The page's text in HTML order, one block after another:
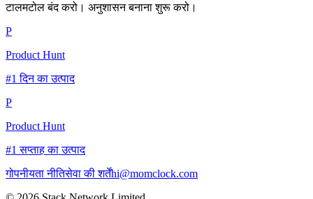
टालमटोल बंद करो। अनुशासन बनाना शुरू करो।
P
Product Hunt
#1 दिन का उत्पाद
P
Product Hunt
#1 सप्ताह का उत्पाद
गोपनीयता नीतिसेवा की शर्तेंhi@momclock.com